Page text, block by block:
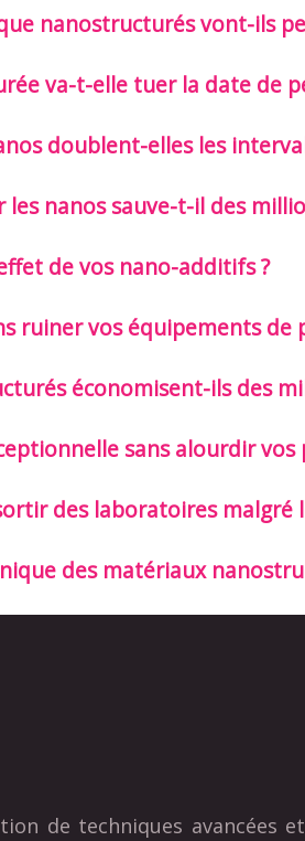
nanostructurés vont-ils
va-t-elle tuer la date de
doublent-elles les
nanos sauve-t-il des
de vos nano-additifs ?
ruiner vos équipements de
économisent-ils des
sans alourdir vos
des laboratoires malgré
des matériaux
de techniques